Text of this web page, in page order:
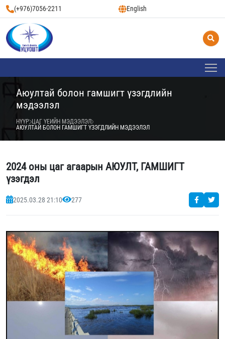
(+976)7056-2211 English
Аюултай болон гамшигт үзэгдлийн
мэдээлэл
НҮҮР ЦАГ ҮЕИЙН МЭДЭЭЛЭЛ
АЮУЛТАЙ БОЛОН ГАМШИГТ ҮЗЭГДЛИЙН МЭДЭЭЛЭЛ
2024 оны цаг агаарын АЮУЛТ, ГАМШИГТ
үзэгдэл
2025.03.28 21:10 277